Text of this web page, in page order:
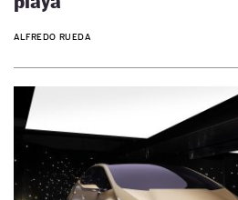
ALFREDO RUEDA